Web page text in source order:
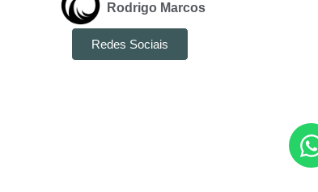
Rodrigo Marcos
Redes Sociais